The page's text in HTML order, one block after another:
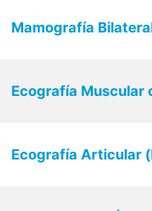
Mamografía
Ecografía Muscular
Ecografía Articular